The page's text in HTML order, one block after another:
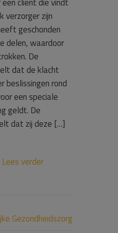
verzorger zijn
geschonden
delen, waardoor
De
dat de klacht
beslissingen rond
een speciale
geldt. De
dat zij deze […]
Lees verder
Gezondheidszorg